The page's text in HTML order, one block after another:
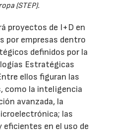
(STEP).
proyectos de I+D en
por empresas dentro
definidos por la
Estratégicas
ellos figuran las
como la inteligencia
avanzada, la
las
en el uso de